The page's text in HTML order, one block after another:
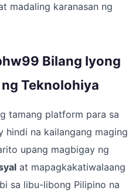
madaling karanasan ng
Bilang Iyong
Teknolohiya
tamang platform para sa
hindi na kailangang maging
upang magbigay ng
at mapagkakatiwalaang
sa libu-libong Pilipino na